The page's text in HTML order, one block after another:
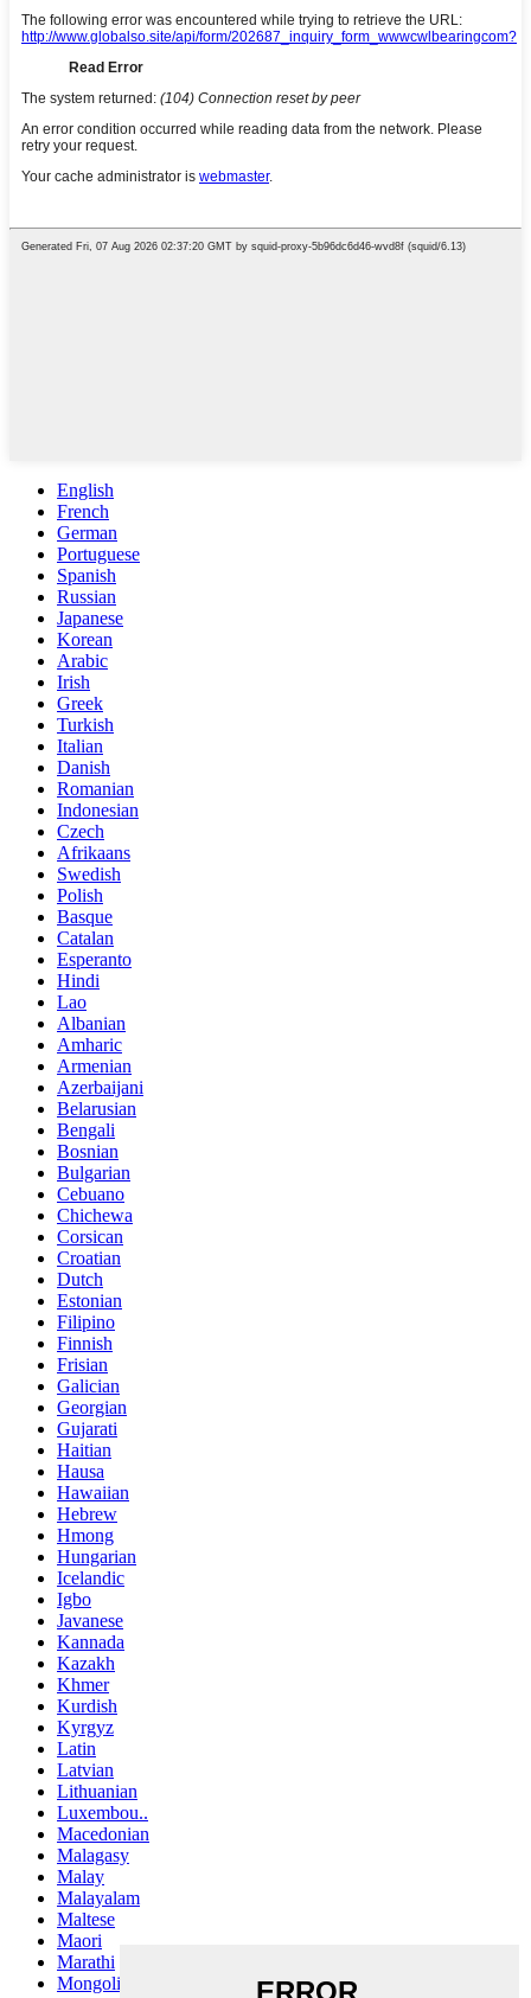
English
French
German
Portuguese
Spanish
Russian
Japanese
Korean
Arabic
Irish
Greek
Turkish
Italian
Danish
Romanian
Indonesian
Czech
Afrikaans
Swedish
Polish
Basque
Catalan
Esperanto
Hindi
Lao
Albanian
Amharic
Armenian
Azerbaijani
Belarusian
Bengali
Bosnian
Bulgarian
Cebuano
Chichewa
Corsican
Croatian
Dutch
Estonian
Filipino
Finnish
Frisian
Galician
Georgian
Gujarati
Haitian
Hausa
Hawaiian
Hebrew
Hmong
Hungarian
Icelandic
Igbo
Javanese
Kannada
Kazakh
Khmer
Kurdish
Kyrgyz
Latin
Latvian
Lithuanian
Luxembou..
Macedonian
Malagasy
Malay
Malayalam
Maltese
Maori
Marathi
Mongolian